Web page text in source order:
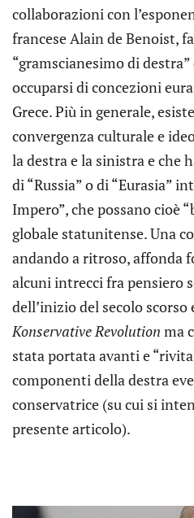
collaborazioni con
francese Alain de Benoist,
“gramscianesimo di
occuparsi di concezioni
Grece. Più in generale,
convergenza culturale e
la destra e la sinistra e che
di “Russia” o di “Eurasia”
Impero”, che possano cioè
globale statunitense. Una
andando a ritroso, affonda
alcuni intrecci fra pensiero
dell’inizio del secolo
Konservative Revolution ma
stata portata avanti e
componenti della destra
conservatrice (su cui si
presente articolo).